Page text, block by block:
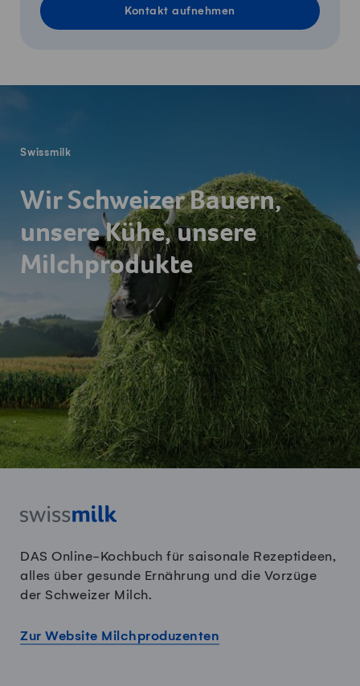
Kontakt aufnehmen
Swissmilk
Wir Schweizer Bauern,
unsere Kühe, unsere
Milchprodukte
DAS Online-Kochbuch für saisonale Rezeptideen,
alles über gesunde Ernährung und die Vorzüge
der Schweizer Milch.
Zur Website Milchproduzenten